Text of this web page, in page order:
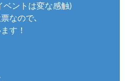
ベントは変な感触)
なので､
す！